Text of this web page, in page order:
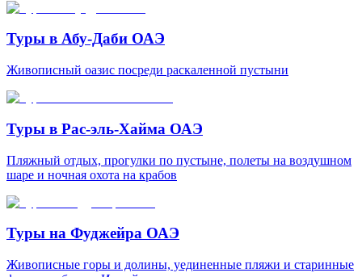
Туры в Абу-Даби ОАЭ
Живописный оазис посреди раскаленной пустыни
Туры в Рас-эль-Хайма ОАЭ
Пляжный отдых, прогулки по пустыне, полеты на воздушном
шаре и ночная охота на крабов
Туры на Фуджейра ОАЭ
Живописные горы и долины, уединенные пляжи и старинные